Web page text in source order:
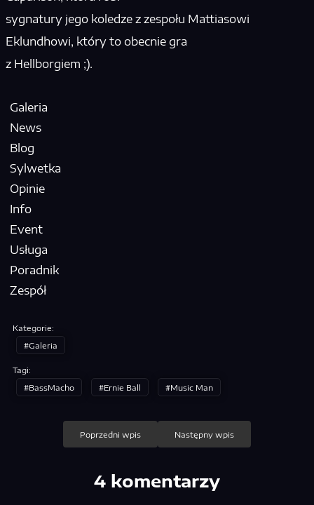
sygnatury jego koledze z zespołu Mattiasowi
Eklundhowi, który to obecnie gra
z Hellborgiem ;).
Galeria
News
Blog
Sylwetka
Opinie
Info
Event
Usługa
Poradnik
Zespół
Kategorie:
Galeria
Tagi:
BassMacho
Ernie Ball Music Man
Nawigacja
Poprzedni wpis Następny wpis
4 komentarzy